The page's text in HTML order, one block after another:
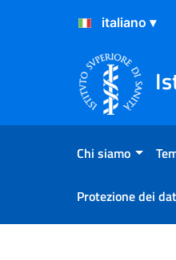
Salta al Contenuto
Salta al Footer
Chi siamo
Protezione dei